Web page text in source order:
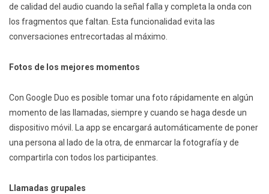
de calidad del audio cuando la señal falla y completa la onda con
los fragmentos que faltan. Esta funcionalidad evita las
conversaciones entrecortadas al máximo.
Fotos de los mejores momentos
Con Google Duo es posible tomar una foto rápidamente en algún
momento de las llamadas, siempre y cuando se haga desde un
dispositivo móvil. La app se encargará automáticamente de poner
una persona al lado de la otra, de enmarcar la fotografía y de
compartirla con todos los participantes.
Llamadas grupales